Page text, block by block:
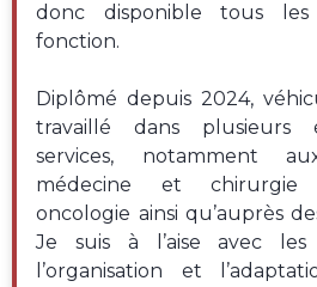
donc disponible tous
fonction.
Diplômé depuis 2024,
travaillé dans plusieurs
services, notamment
médecine et chirurgie
oncologie ainsi qu’auprès
Je suis à l’aise avec les
l’organisation et